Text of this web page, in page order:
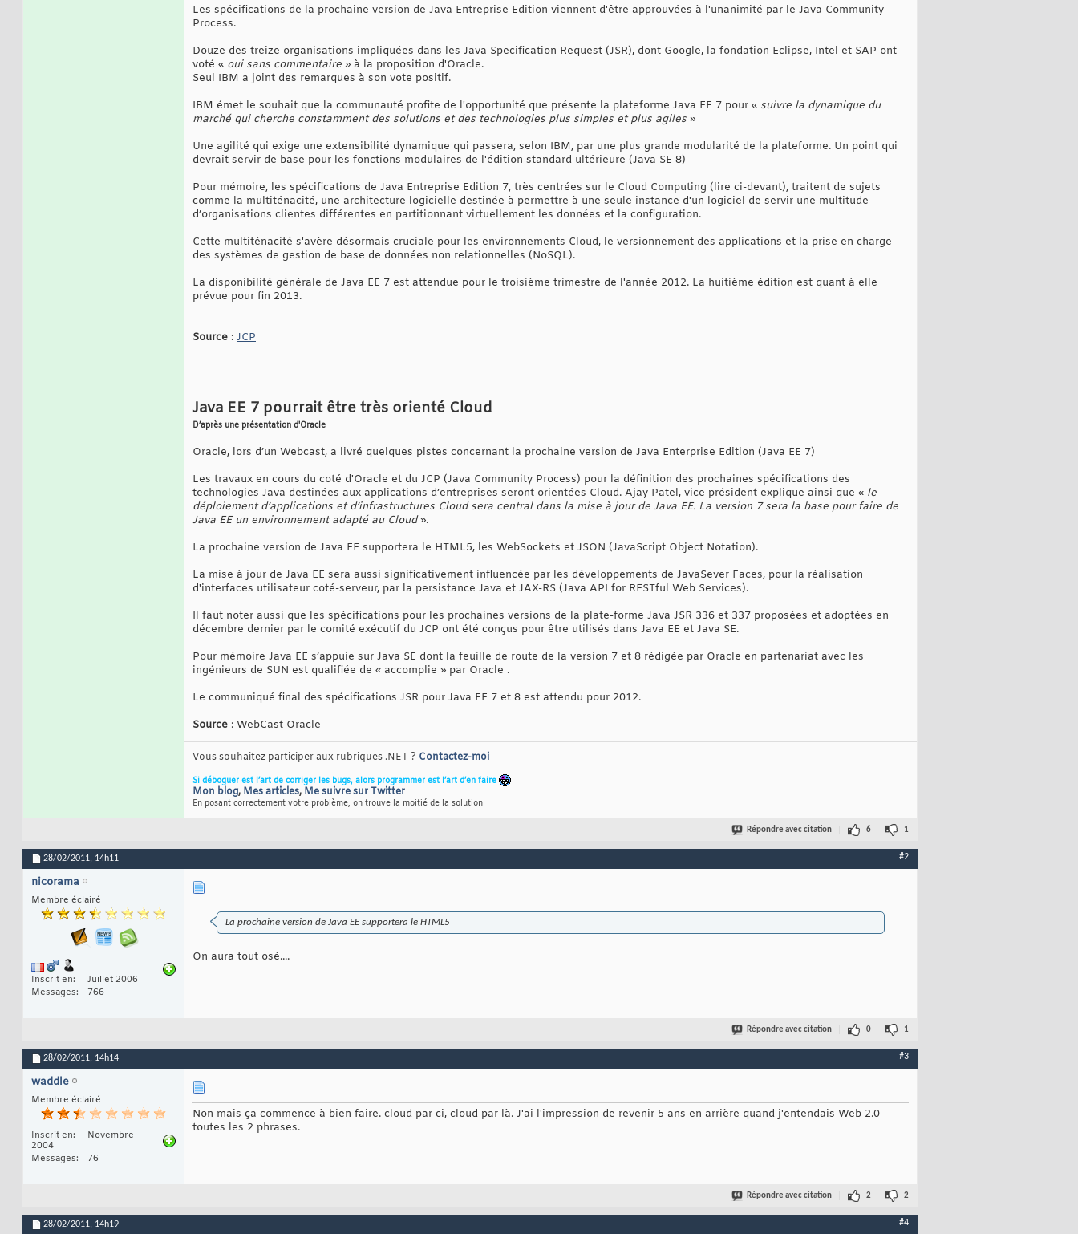
Les spécifications de la prochaine version de Java Entreprise Edition viennent d'être approuvées à l'unanimité par le Java Community
Process.
Douze des treize organisations impliquées dans les Java Specification Request (JSR), dont Google, la fondation Eclipse, Intel et SAP ont
voté « oui sans commentaire » à la proposition d'Oracle.
Seul IBM a joint des remarques à son vote positif.
IBM émet le souhait que la communauté profite de l'opportunité que présente la plateforme Java EE 7 pour « suivre la dynamique du
marché qui cherche constamment des solutions et des technologies plus simples et plus agiles »
Une agilité qui exige une extensibilité dynamique qui passera, selon IBM, par une plus grande modularité de la plateforme. Un point qui
devrait servir de base pour les fonctions modulaires de l'édition standard ultérieure (Java SE 8)
Pour mémoire, les spécifications de Java Entreprise Edition 7, très centrées sur le Cloud Computing (lire ci-devant), traitent de sujets
comme la multiténacité, une architecture logicielle destinée à permettre à une seule instance d'un logiciel de servir une multitude
d’organisations clientes différentes en partitionnant virtuellement les données et la configuration.
Cette multiténacité s'avère désormais cruciale pour les environnements Cloud, le versionnement des applications et la prise en charge
des systèmes de gestion de base de données non relationnelles (NoSQL).
La disponibilité générale de Java EE 7 est attendue pour le troisième trimestre de l'année 2012. La huitième édition est quant à elle
prévue pour fin 2013.
Source : JCP
Java EE 7 pourrait être très orienté Cloud
D’après une présentation d'Oracle
Oracle, lors d’un Webcast, a livré quelques pistes concernant la prochaine version de Java Enterprise Edition (Java EE 7)
Les travaux en cours du coté d'Oracle et du JCP (Java Community Process) pour la définition des prochaines spécifications des
technologies Java destinées aux applications d’entreprises seront orientées Cloud. Ajay Patel, vice président explique ainsi que « le
déploiement d’applications et d’infrastructures Cloud sera central dans la mise à jour de Java EE. La version 7 sera la base pour faire de
Java EE un environnement adapté au Cloud».
La prochaine version de Java EE supportera le HTML5, les WebSockets et JSON (JavaScript Object Notation).
La mise à jour de Java EE sera aussi significativement influencée par les développements de JavaSever Faces, pour la réalisation
d'interfaces utilisateur coté-serveur, par la persistance Java et JAX-RS (Java API for RESTful Web Services).
Il faut noter aussi que les spécifications pour les prochaines versions de la plate-forme Java JSR 336 et 337 proposées et adoptées en
décembre dernier par le comité exécutif du JCP ont été conçus pour être utilisés dans Java EE et Java SE.
Pour mémoire Java EE s’appuie sur Java SE dont la feuille de route de la version 7 et 8 rédigée par Oracle en partenariat avec les
ingénieurs de SUN est qualifiée de « accomplie » par Oracle .
Le communiqué final des spécifications JSR pour Java EE 7 et 8 est attendu pour 2012.
Source : WebCast Oracle
Vous souhaitez participer aux rubriques .NET ? Contactez-moi
Si déboguer est l’art de corriger les bugs, alors programmer est l’art d’en faire
Mon blog, Mes articles, Me suivre sur Twitter
En posant correctement votre problème, on trouve la moitié de la solution
Répondre avec citation 6 1
28/02/2011, 14h11 #2
nicorama
Membre éclairé
Inscrit en
Juillet 2006
Messages
766
La prochaine version de Java EE supportera le HTML5
On aura tout osé....
Répondre avec citation 0 1
28/02/2011, 14h14 #3
waddle
Membre éclairé
Inscrit en
Novembre
2004
Messages
76
Non mais ça commence à bien faire. cloud par ci, cloud par là. J'ai l'impression de revenir 5 ans en arrière quand j'entendais Web 2.0
toutes les 2 phrases.
Répondre avec citation 2 2
28/02/2011, 14h19 #4